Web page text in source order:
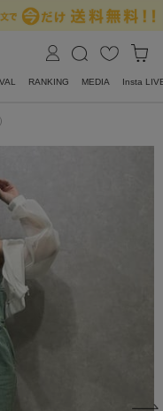
RANKING MEDIA Insta